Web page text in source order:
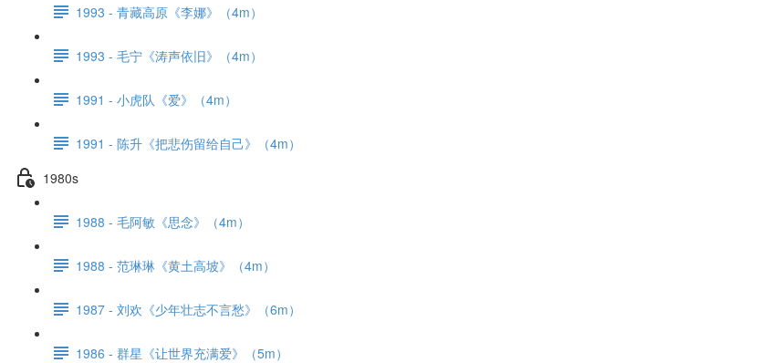
1993 - 青藏高原《李娜》（4m）
1993 - 毛宁《涛声依旧》（4m）
1991 - 小虎队《爱》（4m）
1991 - 陈升《把悲伤留给自己》（4m）
1980s
1988 - 毛阿敏《思念》（4m）
1988 - 范琳琳《黄土高坡》（4m）
1987 - 刘欢《少年壮志不言愁》（6m）
1986 - 群星《让世界充满爱》（5m）